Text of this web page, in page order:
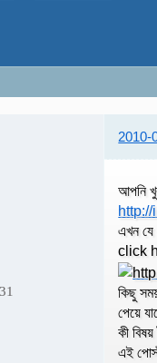
2010-
আপনি
এখন যে
click
কিছু
পেয়ে
কী
এই